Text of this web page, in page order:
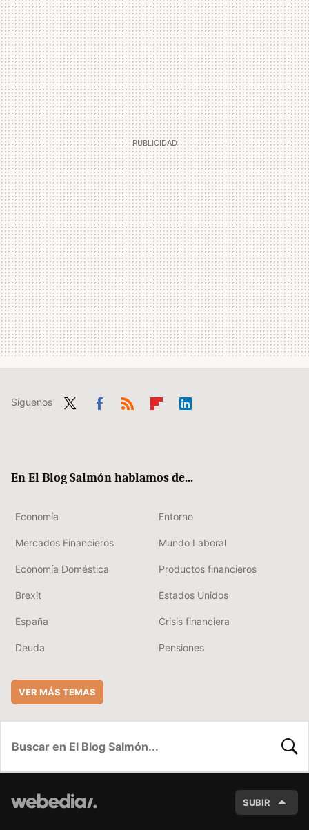
Síguenos
En El Blog Salmón hablamos de...
Economía Entorno
Mercados Financieros Mundo Laboral
Economía Doméstica Productos financieros
Brexit Estados Unidos
España Crisis financiera
Deuda Pensiones
VER MÁS TEMAS
SUBIR